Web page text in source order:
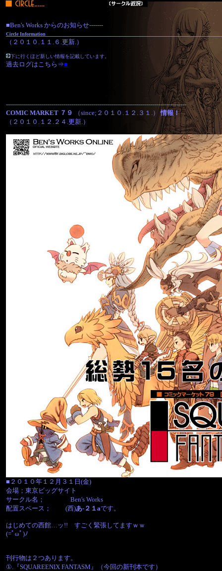
■Ben's Works からのお知らせ-------
Circle
（２０１０.１１.６.更新.）
下に行くほど新しい情報を記載しています。
過去ログはこちら⇒■
-------------------------------------------------------------------------------------------
COMIC MARKET ７９
（since;２０１０.１２.３１.）情報！
（２０１０.１２.２４.更新.）
■２０１０年１２月３１日(金)
会場；東京ビッグサイト
サークル名； Ben's Works
配置スペース； (西)あ-２１aです。
はじめての西館…ッ!! すごく緊張してますｗｗ
(=ﾟωﾟ)ﾉ
刊行物は２つあります。
①.『SQUAREENIX FANTASM』（今回の新刊本です）